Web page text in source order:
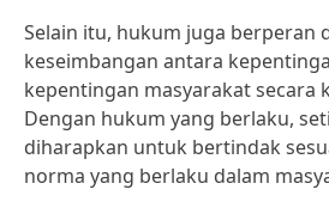
Selain itu, hukum juga berperan
keseimbangan antara
kepentingan masyarakat secara
Dengan hukum yang berlaku,
diharapkan untuk bertindak
norma yang berlaku dalam